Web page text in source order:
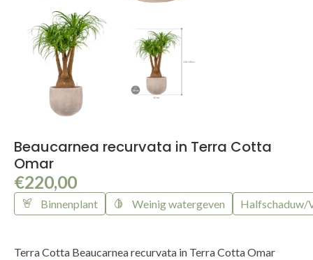
Beaucarnea recurvata in Terra Cotta
Omar
€220,00
Binnenplant Weinig watergeven Halfschaduw/
Terra Cotta Beaucarnea recurvata in Terra Cotta Omar